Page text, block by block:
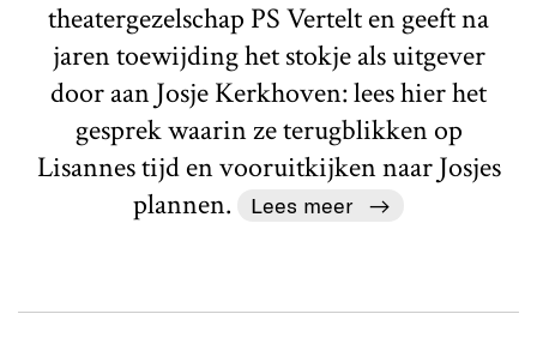
theatergezelschap PS Vertelt en geeft na
jaren toewijding het stokje als uitgever
door aan Josje Kerkhoven: lees hier het
gesprek waarin ze terugblikken op
Lisannes tijd en vooruitkijken naar Josjes
plannen.
Lees meer